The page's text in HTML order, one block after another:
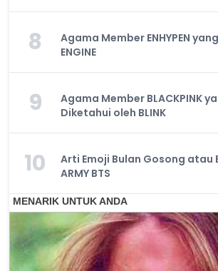
8
Agama Member ENHYPEN
ENGINE
9
Agama Member BLACKPINK
Diketahui oleh BLINK
10
Arti Emoji Bulan Gosong atau
ARMY BTS